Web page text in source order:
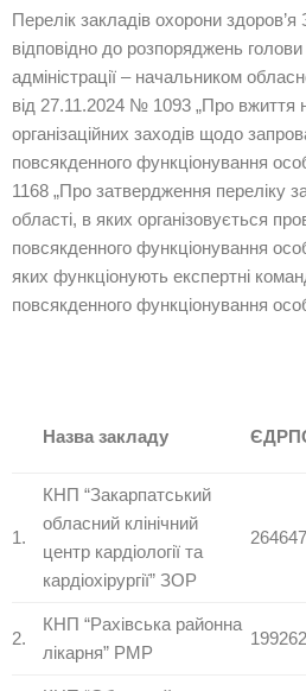
Перелік закладів охорони здоров’я
відповідно до розпоряджень
адміністрації – начальником
від 27.11.2024 № 1093 „Про вжиття
організаційних заходів щодо
повсякденного функціонування
1168 „Про затвердження переліку
області, в яких організовується
повсякденного функціонування
яких функціонують експертні
повсякденного функціонування
Назва закладу
1.
КНП “Закарпатський
обласний клінічний
центр кардіології та
кардіохірургії” ЗОР
2.
КНП “Рахівська районна
лікарня” РМР